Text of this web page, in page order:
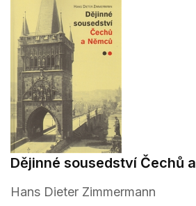
Dějinné sousedství Čechů
Hans Dieter Zimmermann